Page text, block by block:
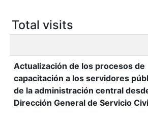
Total visits
Actualización de los procesos de
capacitación a los servidores
de la administración central
Dirección General de Servicio